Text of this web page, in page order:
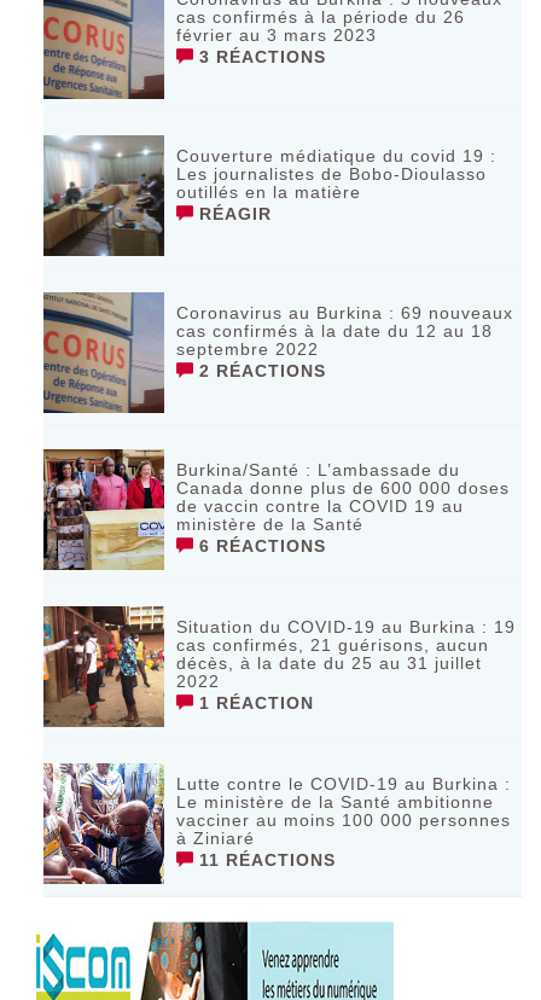
cas confirmés à la période du 26
février au 3 mars 2023
3 RÉACTIONS
Couverture médiatique du covid 19 :
Les journalistes de Bobo-Dioulasso
outillés en la matière
RÉAGIR
Coronavirus au Burkina : 69 nouveaux
cas confirmés à la date du 12 au 18
septembre 2022
2 RÉACTIONS
Burkina/Santé : L’ambassade du
Canada donne plus de 600 000 doses
de vaccin contre la COVID 19 au
ministère de la Santé
6 RÉACTIONS
Situation du COVID-19 au Burkina : 19
cas confirmés, 21 guérisons, aucun
décès, à la date du 25 au 31 juillet
2022
1 RÉACTION
Lutte contre le COVID-19 au Burkina :
Le ministère de la Santé ambitionne
vacciner au moins 100 000 personnes
à Ziniaré
11 RÉACTIONS